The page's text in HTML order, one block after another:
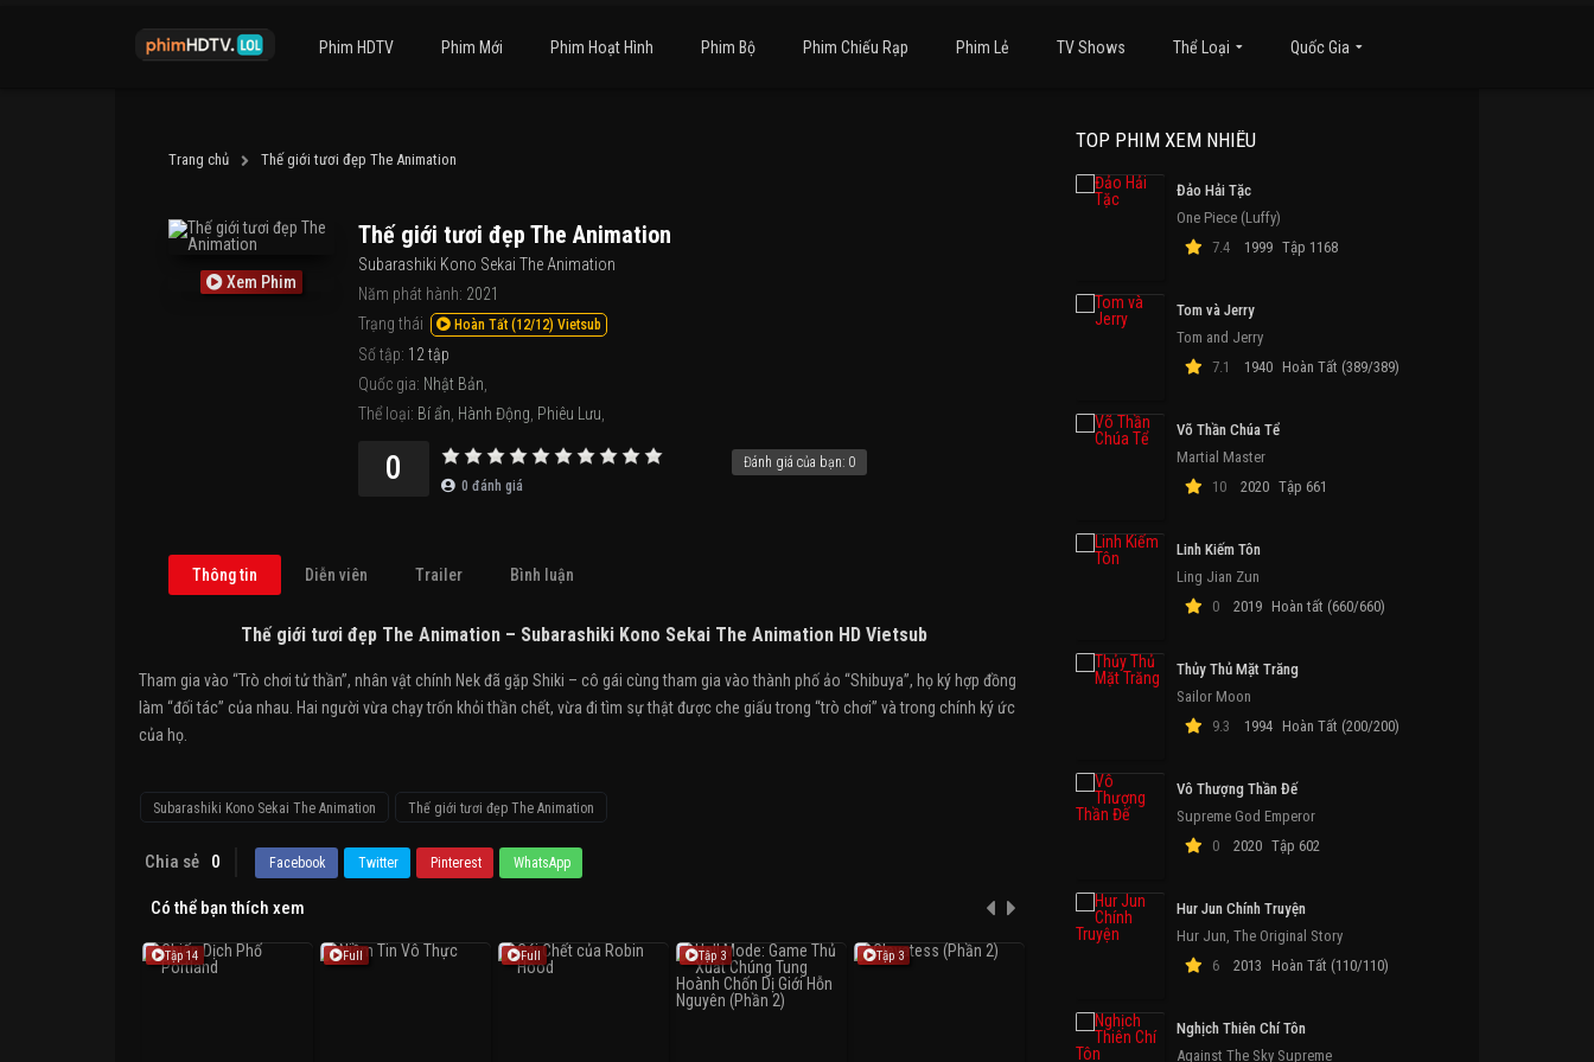
Phim HDTV Phim Mới Phim Hoạt Hình Phim Bộ Phim Chiếu Rạp Phim Lẻ TV Shows Thể Loại Quốc Gia
Trang chủ Thế giới tươi đẹp The Animation
Xem Phim
Thế giới tươi đẹp The Animation
Subarashiki Kono Sekai The Animation
Năm phát hành: 2021
Trạng thái
Hoàn Tất (12/12) Vietsub
Số tập: 12 tập
Quốc gia: Nhật Bản
Thể loại: Bí ẩn Hành Động Phiêu Lưu
Đánh giá của bạn: 0
0 0 đánh giá
Thông tin Diễn viên Trailer Bình luận
Thế giới tươi đẹp The Animation – Subarashiki Kono Sekai The Animation HD Vietsub
Tham gia vào “Trò chơi tử thần”, nhân vật chính Nek đã gặp Shiki – cô gái cùng tham gia vào thành phố ảo “Shibuya”, họ ký hợp đồng
làm “đối tác” của nhau. Hai người vừa chạy trốn khỏi thần chết, vừa đi tìm sự thật được che giấu trong “trò chơi” và trong chính ký ức
của họ.
Subarashiki Kono Sekai The Animation Thế giới tươi đẹp The Animation
Chia sẻ 0 Facebook Twitter Pinterest WhatsApp
Có thể bạn thích xem
Tập 14 Full Full Tập 3 Tập 3
TOP PHIM XEM NHIỀU
Đảo Hải Tặc
One Piece (Luffy)
7.4
1999 Tập 1168
Tom và Jerry
Tom and Jerry
7.1
1940 Hoàn Tất (389/389)
Võ Thần Chúa Tể
Martial Master
10
2020 Tập 661
Linh Kiếm Tôn
Ling Jian Zun
0
2019 Hoàn tất (660/660)
Thủy Thủ Mặt Trăng
Sailor Moon
9.3
1994 Hoàn Tất (200/200)
Vô Thượng Thần Đế
Supreme God Emperor
0
2020 Tập 602
Hur Jun Chính Truyện
Hur Jun, The Original Story
6
2013 Hoàn Tất (110/110)
Nghịch Thiên Chí Tôn
Against The Sky Supreme